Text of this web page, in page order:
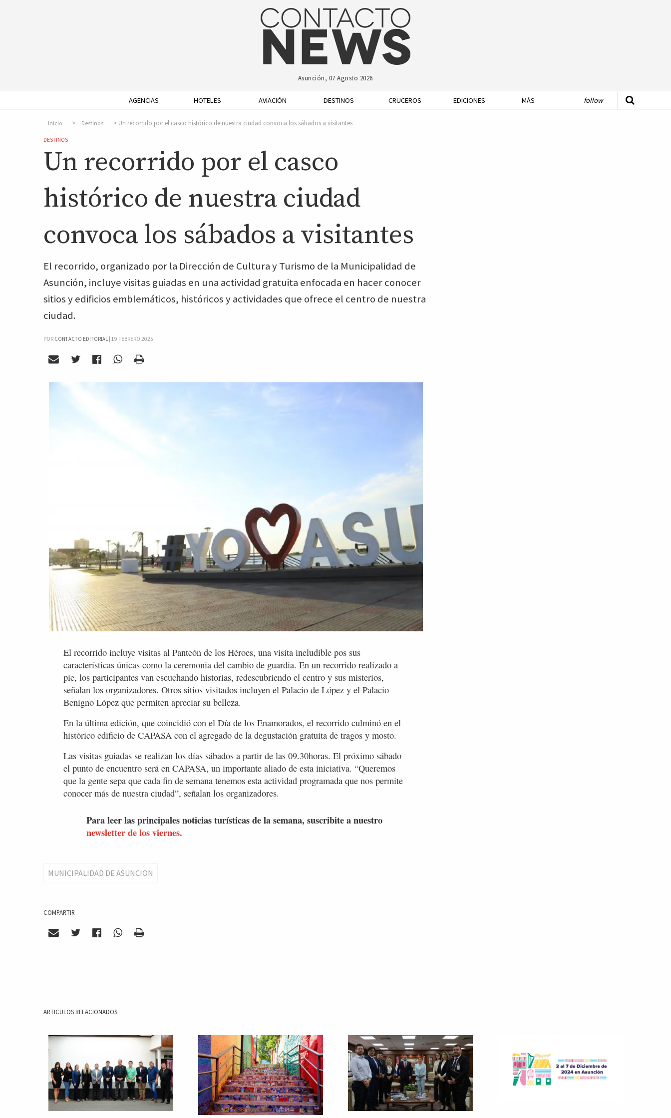
Asunción, 07 Agosto 2026
AGENCIAS HOTELES AVIACIÓN DESTINOS CRUCEROS EDICIONES MÁS follow
Inicio Destinos Un recorrido por el casco histórico de nuestra ciudad convoca los sábados a visitantes
DESTINOS
Un recorrido por el casco
histórico de nuestra ciudad
convoca los sábados a visitantes
El recorrido, organizado por la Dirección de Cultura y Turismo de la Municipalidad de
Asunción, incluye visitas guiadas en una actividad gratuita enfocada en hacer conocer
sitios y edificios emblemáticos, históricos y actividades que ofrece el centro de nuestra
ciudad.
POR CONTACTO EDITORIAL | 19 FEBRERO 2025
El recorrido incluye visitas al Panteón de los Héroes, una visita ineludible pos sus
características únicas como la ceremonia del cambio de guardia. En un recorrido realizado a
pie, los participantes van escuchando historias, redescubriendo el centro y sus misterios,
señalan los organizadores. Otros sitios visitados incluyen el Palacio de López y el Palacio
Benigno López que permiten apreciar su belleza.
En la última edición, que coincidió con el Día de los Enamorados, el recorrido culminó en el
histórico edificio de CAPASA con el agregado de la degustación gratuita de tragos y mosto.
Las visitas guiadas se realizan los días sábados a partir de las 09.30horas. El próximo sábado
el punto de encuentro será en CAPASA, un importante aliado de esta iniciativa. “Queremos
que la gente sepa que cada fin de semana tenemos esta actividad programada que nos permite
conocer más de nuestra ciudad”, señalan los organizadores.
Para leer las principales noticias turísticas de la semana, suscribite a nuestro
newsletter de los viernes.
MUNICIPALIDAD DE ASUNCION
COMPARTIR
ARTICULOS RELACIONADOS